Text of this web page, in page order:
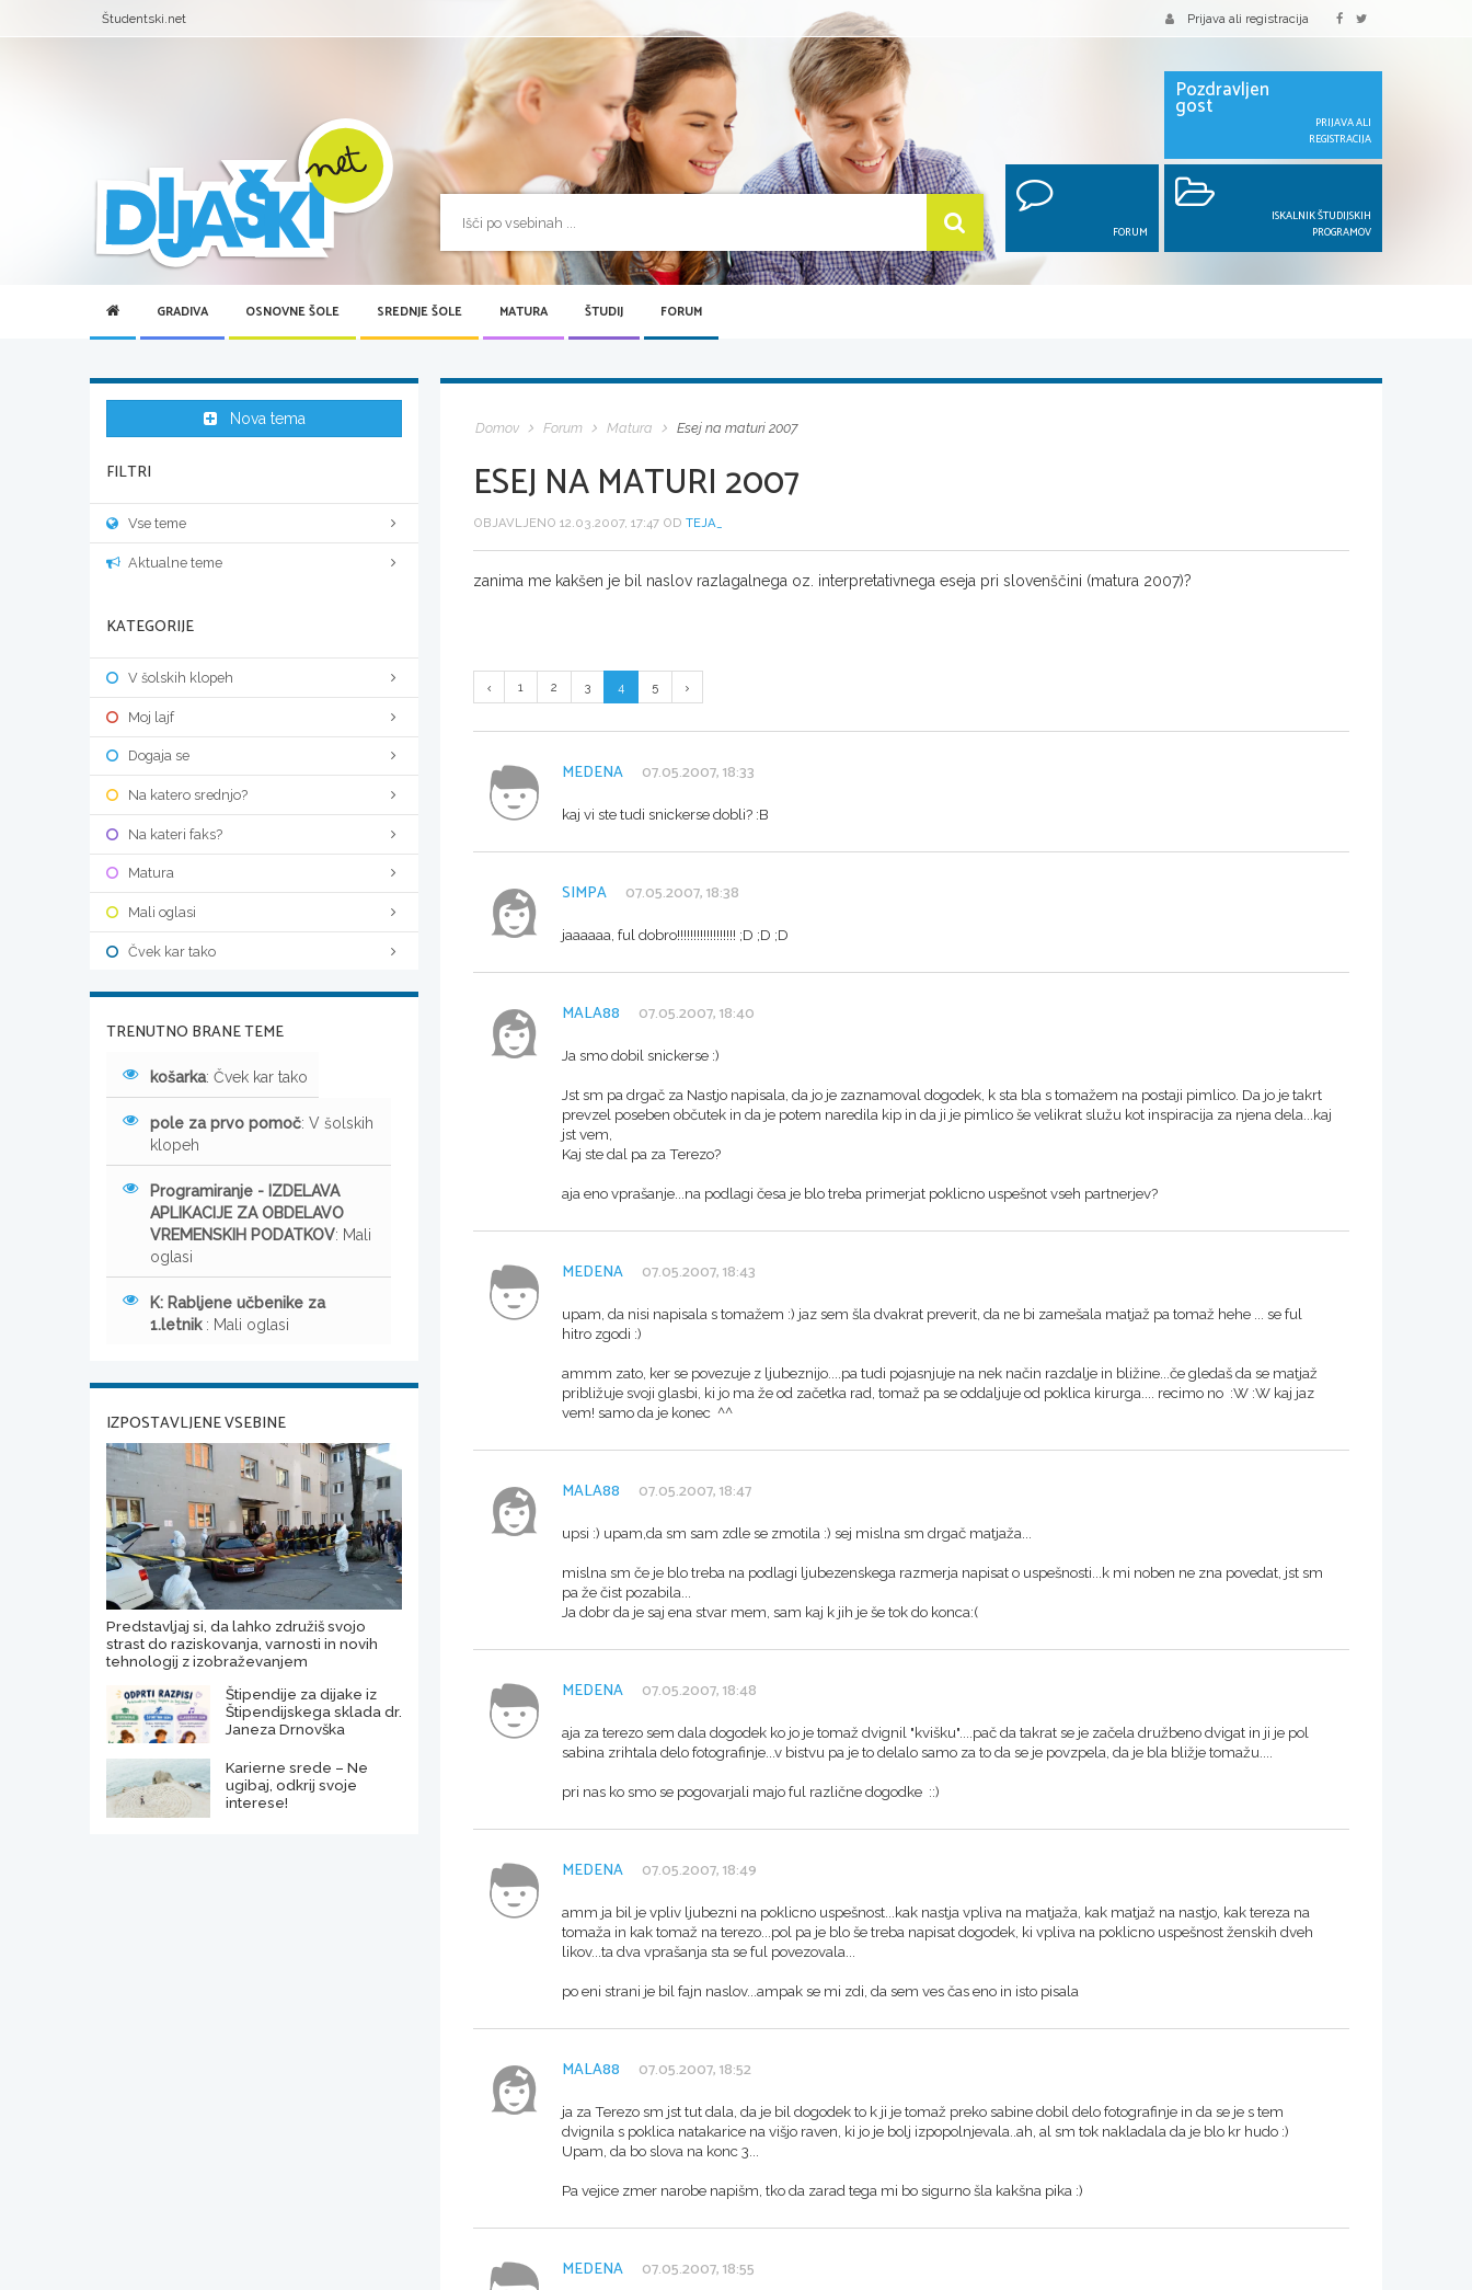
Študentski.net Prijava ali registracija
Pozdravljen
gost
PRIJAVA ALI
REGISTRACIJA
FORUM
ISKALNIK ŠTUDIJSKIH
PROGRAMOV
GRADIVA OSNOVNE ŠOLE SREDNJE ŠOLE MATURA ŠTUDIJ FORUM
Domov Forum Matura Esej na maturi 2007
ESEJ NA MATURI 2007
OBJAVLJENO 12.03.2007, 17:47 OD TEJA_
zanima me kakšen je bil naslov razlagalnega oz. interpretativnega eseja pri slovenščini (matura 2007)?
1 2 3 4 5
MEDENA 07.05.2007, 18:33
kaj vi ste tudi snickerse dobli? :B
SIMPA 07.05.2007, 18:38
jaaaaaa, ful dobro!!!!!!!!!!!!!!!!!! ;D ;D ;D
MALA88 07.05.2007, 18:40
Ja smo dobil snickerse :)
Jst sm pa drgač za Nastjo napisala, da jo je zaznamoval dogodek, k sta bla s tomažem na postaji pimlico. Da jo je takrt
prevzel poseben občutek in da je potem naredila kip in da ji je pimlico še velikrat služu kot inspiracija za njena dela...kaj
jst vem,
Kaj ste dal pa za Terezo?
aja eno vprašanje...na podlagi česa je blo treba primerjat poklicno uspešnot vseh partnerjev?
MEDENA 07.05.2007, 18:43
upam, da nisi napisala s tomažem :) jaz sem šla dvakrat preverit, da ne bi zamešala matjaž pa tomaž hehe ... se ful
hitro zgodi :)
ammm zato, ker se povezuje z ljubeznijo....pa tudi pojasnjuje na nek način razdalje in bližine...če gledaš da se matjaž
približuje svoji glasbi, ki jo ma že od začetka rad, tomaž pa se oddaljuje od poklica kirurga.... recimo no :W :W kaj jaz
vem! samo da je konec ^^
MALA88 07.05.2007, 18:47
upsi :) upam,da sm sam zdle se zmotila :) sej mislna sm drgač matjaža...
mislna sm če je blo treba na podlagi ljubezenskega razmerja napisat o uspešnosti...k mi noben ne zna povedat, jst sm
pa že čist pozabila...
Ja dobr da je saj ena stvar mem, sam kaj k jih je še tok do konca:(
MEDENA 07.05.2007, 18:48
aja za terezo sem dala dogodek ko jo je tomaž dvignil "kvišku"....pač da takrat se je začela družbeno dvigat in ji je pol
sabina zrihtala delo fotografinje...v bistvu pa je to delalo samo za to da se je povzpela, da je bla bližje tomažu....
pri nas ko smo se pogovarjali majo ful različne dogodke ::)
MEDENA 07.05.2007, 18:49
amm ja bil je vpliv ljubezni na poklicno uspešnost...kak nastja vpliva na matjaža, kak matjaž na nastjo, kak tereza na
tomaža in kak tomaž na terezo...pol pa je blo še treba napisat dogodek, ki vpliva na poklicno uspešnost ženskih dveh
likov...ta dva vprašanja sta se ful povezovala...
po eni strani je bil fajn naslov...ampak se mi zdi, da sem ves čas eno in isto pisala
MALA88 07.05.2007, 18:52
ja za Terezo sm jst tut dala, da je bil dogodek to k ji je tomaž preko sabine dobil delo fotografinje in da se je s tem
dvignila s poklica natakarice na višjo raven, ki jo je bolj izpopolnjevala..ah, al sm tok nakladala da je blo kr hudo :)
Upam, da bo slova na konc 3...
Pa vejice zmer narobe napišm, tko da zarad tega mi bo sigurno šla kakšna pika :)
MEDENA 07.05.2007, 18:55
Nova tema
FILTRI
Vse teme
Aktualne teme
KATEGORIJE
V šolskih klopeh
Moj lajf
Dogaja se
Na katero srednjo?
Na kateri faks?
Matura
Mali oglasi
Čvek kar tako
TRENUTNO BRANE TEME
košarka: Čvek kar tako
pole za prvo pomoč: V šolskih
klopeh
Programiranje - IZDELAVA
APLIKACIJE ZA OBDELAVO
VREMENSKIH PODATKOV: Mali
oglasi
K: Rabljene učbenike za
1.letnik : Mali oglasi
IZPOSTAVLJENE VSEBINE
Predstavljaj si, da lahko združiš svojo
strast do raziskovanja, varnosti in novih
tehnologij z izobraževanjem
Štipendije za dijake iz
Štipendijskega sklada dr.
Janeza Drnovška
Karierne srede – Ne
ugibaj, odkrij svoje
interese!